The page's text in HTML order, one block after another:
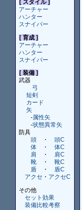
[ スタイル ]
アーチャー
ハンター
スナイパー
[ 育成 ]
アーチャー
ハンター
スナイパー
[ 装備 ]
武器
弓
短剣
カード
矢
-属性矢
-状態異常矢
防具
頭
・
頭C
体
・
体C
肩
・
肩C
靴
・
靴C
盾
・
盾C
アクセ ・ アクセC
その他
セット効果
装備比較考察